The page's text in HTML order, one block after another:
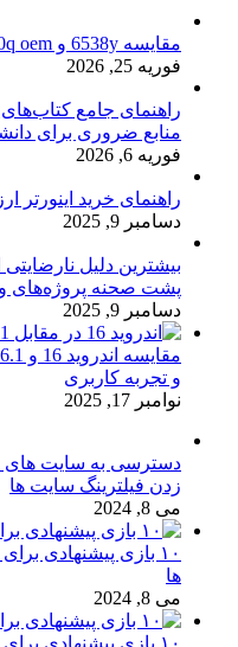
مقایسه 6538y و intel xeon platinum 8470q oem
فوریه 25, 2026
راهنمای جامع
منابع ضروری برای
فوریه 6, 2026
راهنمای خرید اینورتر
دسامبر 9, 2025
بیشترین دلیل
پشت صحنه پروژه‌های
دسامبر 9, 2025
و تجربه کاربری
نوامبر 17, 2025
دسترسی به سایت های
زدن فیلترینگ سایت ها
می 8, 2024
ها
می 8, 2024